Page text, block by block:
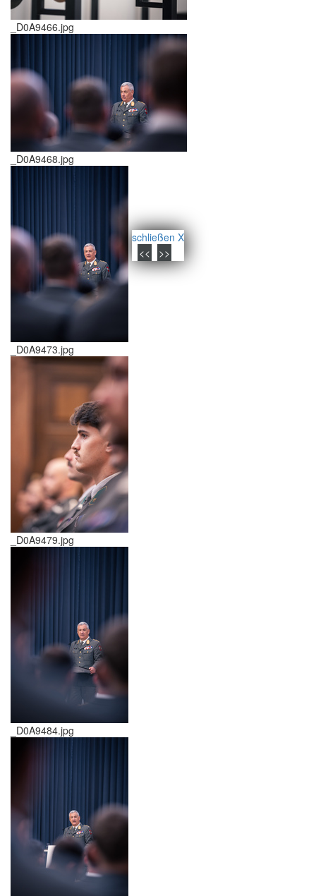
schließen X
<<
>>
_D0A9466.jpg
_D0A9468.jpg
_D0A9473.jpg
_D0A9479.jpg
_D0A9484.jpg